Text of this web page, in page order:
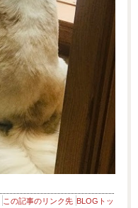
この記事のリンク先 BLOGトッ